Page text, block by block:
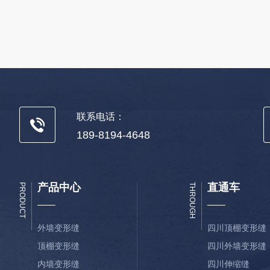
联系电话：
189-8194-4648
产品中心
PRODUCT
外墙变形缝
顶棚变形缝
内墙变形缝
直通车
THROUGH
四川顶棚变形缝
四川外墙变形缝
四川伸缩缝